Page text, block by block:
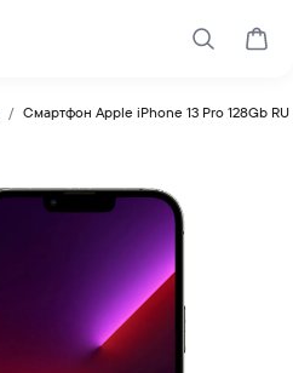
Поиск
Смартфон Apple iPhone 13 Pro 128Gb